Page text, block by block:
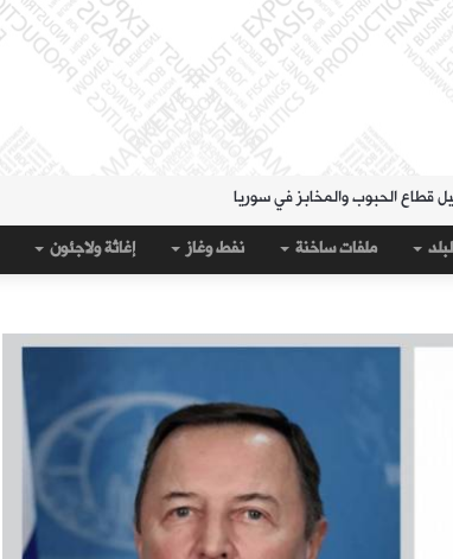
قطاع الحبوب والمخابز في سوريا
الشرقية" حتى 20 آب
الثلاثاء؟
جيب سبتة؟
ملفات ساخنة نفط وغاز إغاثة ولاجئون